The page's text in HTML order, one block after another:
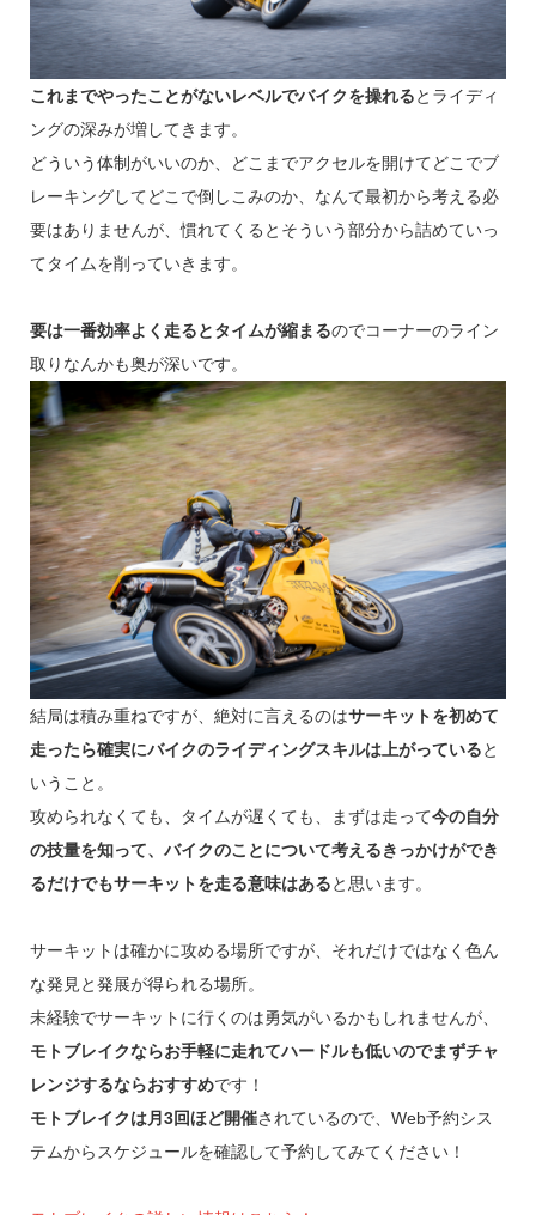
これまでやったことがないレベルでバイクを操れるとライディ
ングの深みが増してきます。
どういう体制がいいのか、どこまでアクセルを開けてどこでブ
レーキングしてどこで倒しこみのか、なんて最初から考える必
要はありませんが、慣れてくるとそういう部分から詰めていっ
てタイムを削っていきます。
要は一番効率よく走るとタイムが縮まるのでコーナーのライン
取りなんかも奥が深いです。
結局は積み重ねですが、絶対に言えるのはサーキットを初めて
走ったら確実にバイクのライディングスキルは上がっていると
いうこと。
攻められなくても、タイムが遅くても、まずは走って今の自分
の技量を知って、バイクのことについて考えるきっかけができ
るだけでもサーキットを走る意味はあると思います。
サーキットは確かに攻める場所ですが、それだけではなく色ん
な発見と発展が得られる場所。
未経験でサーキットに行くのは勇気がいるかもしれませんが、
モトブレイクならお手軽に走れてハードルも低いのでまずチャ
レンジするならおすすめです！
モトブレイクは月3回ほど開催されているので、Web予約シス
テムからスケジュールを確認して予約してみてください！